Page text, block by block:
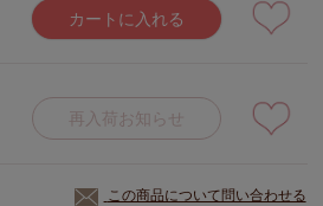
カートに入れる
再入荷お知らせ
この商品について問い合わせる